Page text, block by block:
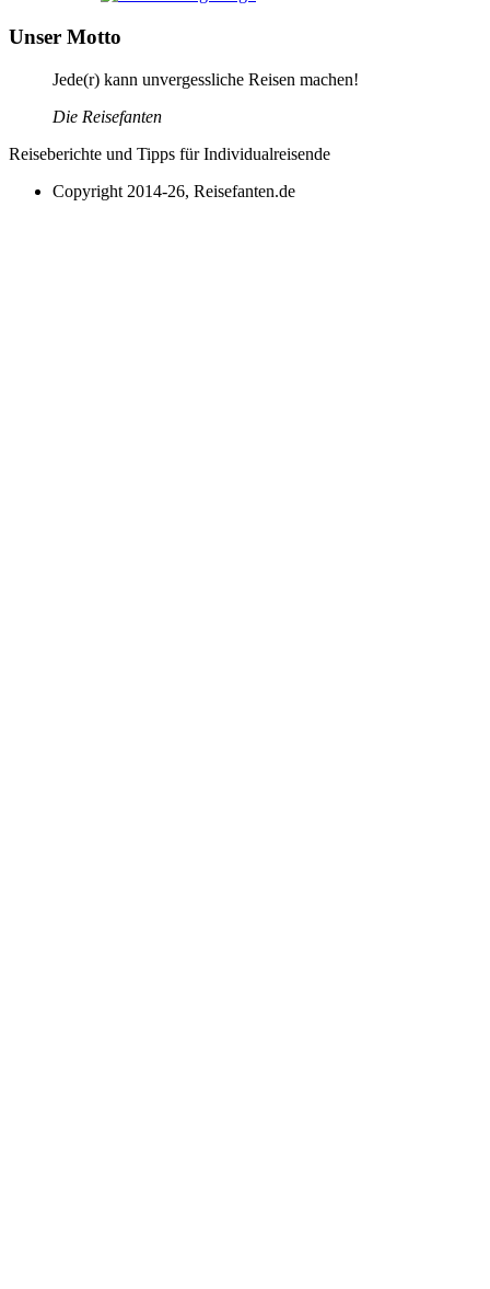
Unser Motto
Jede(r) kann unvergessliche Reisen machen!
Die Reisefanten
Reiseberichte und Tipps für Individualreisende
Copyright 2014-26, Reisefanten.de